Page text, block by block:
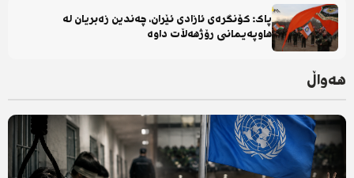
پاک: کۆنگرەی ئازادی ئێران، چەندین زەبریان لە
هاوپەیمانی رۆژهەڵات داوە
هەواڵ